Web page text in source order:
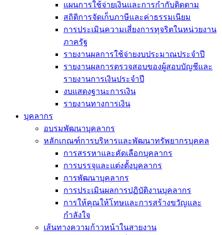
แผนการใช้จ่ายเงินและการกำกับติดตาม
สถิติการจัดเก็บภาษีและค่าธรรมเนียม
การประเมินความเสี่ยงการทุจริตในหน่วยงาน
ภาครัฐ
รายงานผลการใช้จ่ายงบประมาณประจำปี
รายงานผลการตรวจสอบของผู้สอบบัญชีและ
รายงานการเงินประจำปี
งบแสดงฐานะการเงิน
รายงานทางการเงิน
บุคลากร
อบรมพัฒนาบุคลากร
หลักเกณฑ์การบริหารและพัฒนาทรัพยากรบุคคล
การสรรหาและคัดเลือกบุคลากร
การบรรจุและแต่งตั้งบุคลากร
การพัฒนาบุคลากร
การประเมินผลการปฏิบัติงานบุคลากร
การให้คุณให้โทษและการสร้างขวัญและ
กำลังใจ
เส้นทางความก้าวหน้าในสายงาน